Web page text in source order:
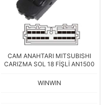
CAM ANAHTARI MITSUBISHI
CARIZMA SOL 18 FİŞLİ AN1500
WINWIN